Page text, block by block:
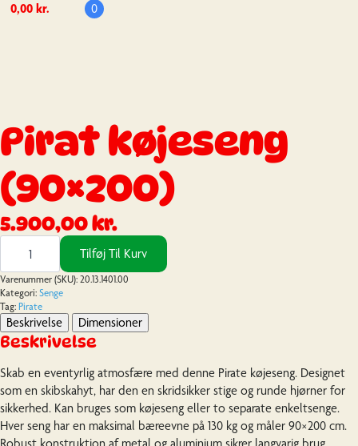
0,00 kr. 0
Pirat køjeseng
(90×200)
5.900,00kr.
Pirat
køjeseng
antal
Tilføj Til Kurv
Varenummer (SKU): 20.13.1401.00
Kategori: Senge
Tag: Pirate
Beskrivelse Dimensioner
Beskrivelse
Skab en eventyrlig atmosfære med denne Pirate køjeseng. Designet
som en skibskahyt, har den en skridsikker stige og runde hjørner for
sikkerhed. Kan bruges som køjeseng eller to separate enkeltsenge.
Hver seng har en maksimal bæreevne på 130 kg og måler 90×200 cm.